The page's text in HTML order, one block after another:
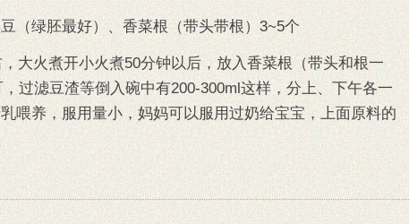
（绿胚最好）、香菜根（带头带根）3~5个
大火煮开小火煮50分钟以后，放入香菜根（带头和根一
过滤豆渣等倒入碗中有200-300ml这样，分上、下午各一
喂养，服用量小，妈妈可以服用过奶给宝宝，上面原料的